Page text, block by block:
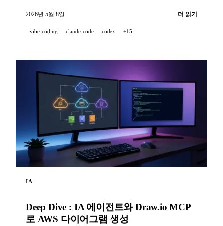
100 % AI 페어로 개발될 때도 깨끗한 코드를 지향하
2026년 5월 8일 더 읽기
vibe-coding claude-code codex +15
IA
Deep Dive : IA 에이전트와 Draw.io MCP
로 AWS 다이어그램 생성